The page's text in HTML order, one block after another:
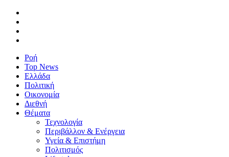
Ροή
Top News
Ελλάδα
Πολιτική
Οικονομία
Διεθνή
Θέματα
Τεχνολογία
Περιβάλλον & Ενέργεια
Υγεία & Επιστήμη
Πολιτισμός